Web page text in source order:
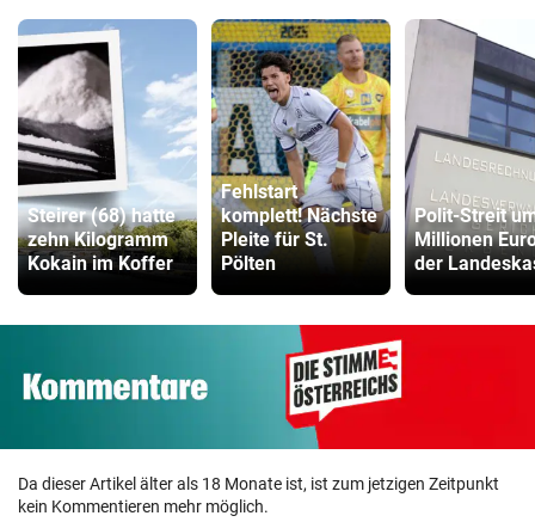
Steirer (68) hatte
zehn Kilogramm
Kokain im Koffer
Fehlstart
komplett! Nächste
Pleite für St.
Pölten
Polit-Streit
Millionen
der
Da dieser Artikel älter als 18 Monate ist, ist zum jetzigen Zeitpunkt
kein Kommentieren mehr möglich.